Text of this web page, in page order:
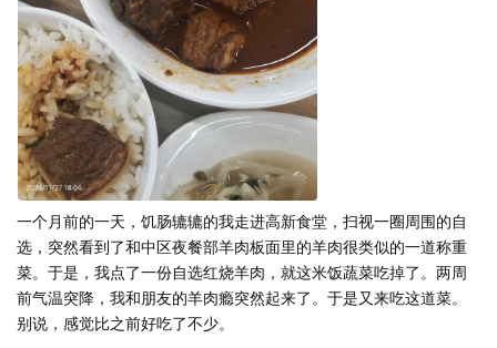
一个月前的一天，饥肠辘辘的我走进高新食堂，扫视一圈周围的自
选，突然看到了和中区夜餐部羊肉板面里的羊肉很类似的一道称重
菜。于是，我点了一份自选红烧羊肉，就这米饭蔬菜吃掉了。两周
前气温突降，我和朋友的羊肉瘾突然起来了。于是又来吃这道菜。
别说，感觉比之前好吃了不少。